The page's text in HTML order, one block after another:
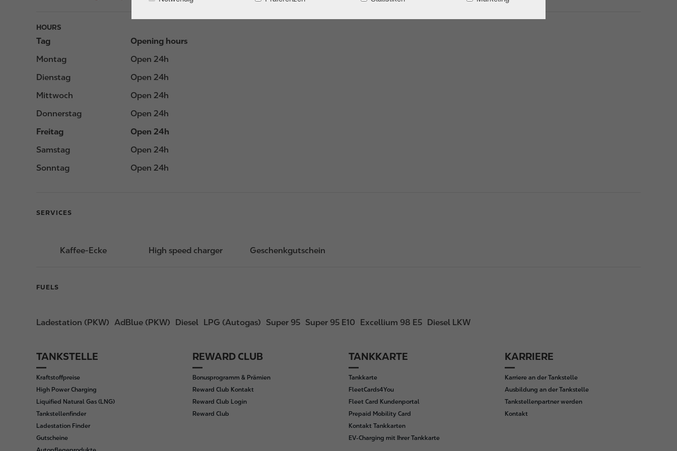
HOURS
Tag
Opening hours
Montag
Open 24h
Dienstag
Open 24h
Mittwoch
Open 24h
Donnerstag
Open 24h
Freitag
Open 24h
Samstag
Open 24h
Sonntag
Open 24h
SERVICES
Kaffee-Ecke High speed charger Geschenkgutschein
FUELS
Ladestation (PKW) AdBlue (PKW) Diesel LPG (Autogas) Super 95 Super 95 E10 Excellium 98 E5 Diesel LKW
F
o
o
t
e
r
TANKSTELLE
Kraftstoffpreise
High Power Charging
Liquified Natural Gas (LNG)
Tankstellenfinder
Ladestation Finder
Gutscheine
REWARD CLUB
Bonusprogramm & Prämien
Reward Club Kontakt
Reward Club Login
Reward Club
TANKKARTE
Tankkarte
FleetCards4You
Fleet Card Kundenportal
Prepaid Mobility Card
Kontakt Tankkarten
EV-Charging mit Ihrer Tankkarte
KARRIERE
Karriere an der Tankstelle
Ausbildung an der Tankstelle
Tankstellenpartner werden
Kontakt